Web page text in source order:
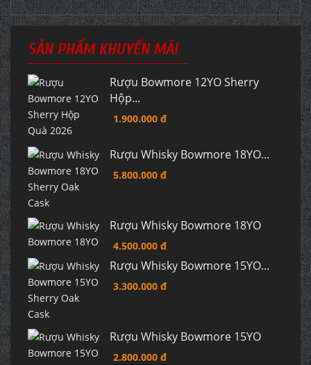
SẢN PHẨM KHUYẾN MÃI
Rượu Bowmore 12YO Sherry
Hộp...
1.900.000 đ
Rượu Whisky Bowmore 18YO...
5.800.000 đ
Rượu Whisky Bowmore 18YO
4.500.000 đ
Rượu Whisky Bowmore 15YO...
3.300.000 đ
Rượu Whisky Bowmore 15YO
2.800.000 đ